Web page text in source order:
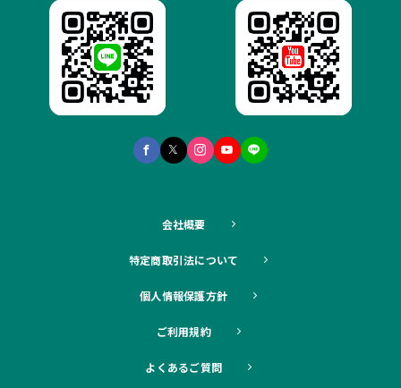
会社概要
特定商取引法について
個人情報保護方針
ご利用規約
よくあるご質問